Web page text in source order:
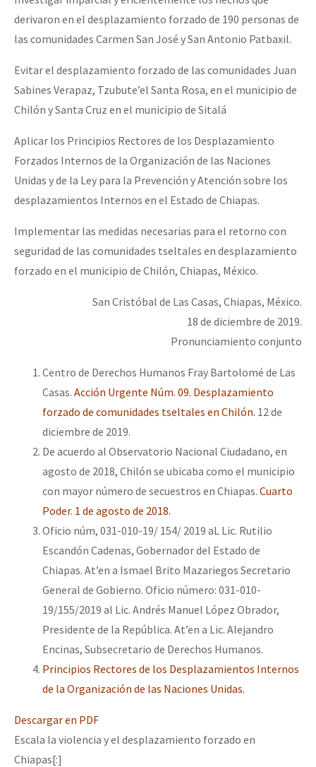
derivaron en el desplazamiento forzado de 190 personas de
las comunidades Carmen San José y San Antonio Patbaxil.
Evitar el desplazamiento forzado de las comunidades Juan
Sabines Verapaz, Tzubute’el Santa Rosa, en el municipio de
Chilón y Santa Cruz en el municipio de Sitalá
Aplicar los Principios Rectores de los Desplazamiento
Forzados Internos de la Organización de las Naciones
Unidas y de la Ley para la Prevención y Atención sobre los
desplazamientos Internos en el Estado de Chiapas.
Implementar las medidas necesarias para el retorno con
seguridad de las comunidades tseltales en desplazamiento
forzado en el municipio de Chilón, Chiapas, México.
San Cristóbal de Las Casas, Chiapas, México.
18 de diciembre de 2019.
Pronunciamiento conjunto
Centro de Derechos Humanos Fray Bartolomé de Las
Casas. Acción Urgente Núm. 09. Desplazamiento
forzado de comunidades tseltales en Chilón. 12 de
diciembre de 2019.
De acuerdo al Observatorio Nacional Ciudadano, en
agosto de 2018, Chilón se ubicaba como el municipio
con mayor número de secuestros en Chiapas. Cuarto
Poder. 1 de agosto de 2018.
Oficio núm, 031-010-19/ 154/ 2019 aL Lic. Rutilio
Escandón Cadenas, Gobernador del Estado de
Chiapas. At’en a Ismael Brito Mazariegos Secretario
General de Gobierno. Oficio número: 031-010-
19/155/2019 al Lic. Andrés Manuel López Obrador,
Presidente de la República. At’en a Lic. Alejandro
Encinas, Subsecretario de Derechos Humanos.
Principios Rectores de los Desplazamientos Internos
de la Organización de las Naciones Unidas.
Descargar en PDF
Escala la violencia y el desplazamiento forzado en
Chiapas[:]